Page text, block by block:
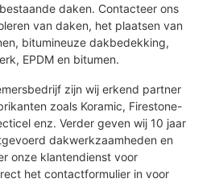
daken. Contacteer ons
van daken, het plaatsen van
bitumineuze dakbedekking,
EPDM en bitumen.
zijn wij erkend partner
zoals Koramic, Firestone-
enz. Verder geven wij 10 jaar
dakwerkzaamheden en
onze klantendienst voor
het contactformulier in voor